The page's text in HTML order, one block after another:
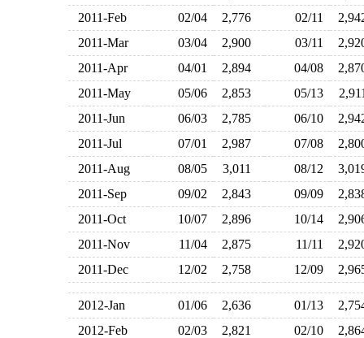
2011-Feb
02/04 2,776 02/11
2011-Mar
03/04 2,900 03/11
2011-Apr
04/01 2,894 04/08
2011-May
05/06 2,853 05/13
2011-Jun
06/03 2,785 06/10
2011-Jul
07/01 2,987 07/08
2011-Aug
08/05 3,011 08/12
2011-Sep
09/02 2,843 09/09
2011-Oct
10/07 2,896 10/14
2011-Nov
11/04 2,875 11/11
2011-Dec
12/02 2,758 12/09
2012-Jan 01/06 2,636 01/13
2012-Feb
02/03 2,821 02/10